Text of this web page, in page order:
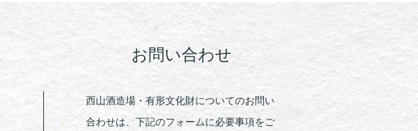
お問い合わせ
西山酒造場・有形文化財についてのお問い
合わせは、下記のフォームに必要事項をご